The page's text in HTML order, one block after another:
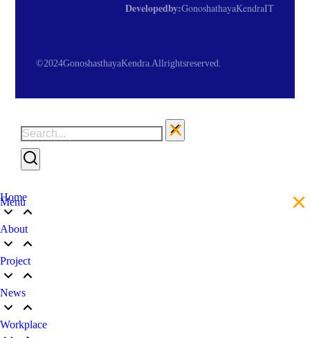
© 2024 Gonoshasthaya Kendra. All rights reserved.
Developed by:Gonoshathaya Kendra IT
Menu
Home
About
Project
News
Workplace